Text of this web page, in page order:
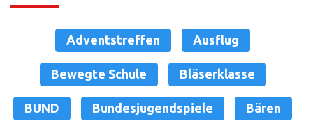
Adventstreffen Ausflug
Bewegte Schule Bläserklasse
BUND Bundesjugendspiele Bären